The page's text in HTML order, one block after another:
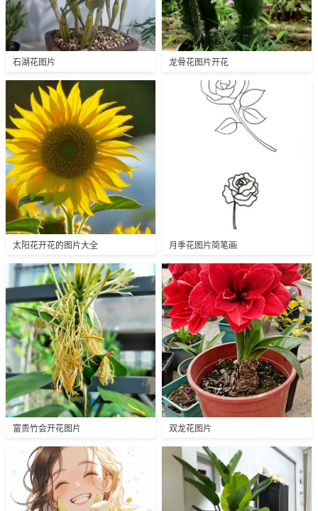
石湖花图片 龙骨花图片开花
太阳花开花的图片大全 月季花图片简笔画
富贵竹会开花图片 双龙花图片